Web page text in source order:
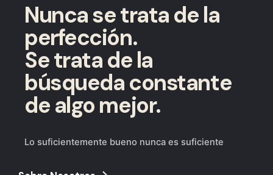
Nunca se trata de la
perfección.
Se trata de la
búsqueda constante
de algo mejor.
Lo suficientemente bueno nunca es suficiente